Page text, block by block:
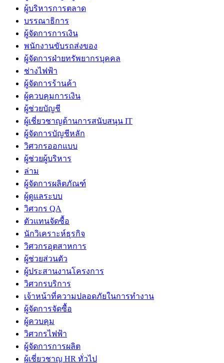
ผู้บริหารการตลาด
บรรณาธิการ
ผู้จัดการการเงิน
พนักงานขับรถส่งของ
ผู้จัดการฝ่ายทรัพยากรบุคคล
ช่างไฟฟ้า
ผู้จัดการร้านค้า
ผู้ควบคุมการเงิน
ผู้ช่วยบัญชี
ผู้เชี่ยวชาญด้านการสนับสนุน IT
ผู้จัดการบัญชีหลัก
วิศวกรออกแบบ
ผู้ช่วยผู้บริหาร
ล่าม
ผู้จัดการผลิตภัณฑ์
ผู้ดูแลระบบ
วิศวกร QA
ตัวแทนจัดซื้อ
นักวิเคราะห์ธุรกิจ
วิศวกรอุตสาหการ
ผู้ช่วยส่วนตัว
ผู้ประสานงานโครงการ
วิศวกรบริการ
เจ้าหน้าที่ความปลอดภัยในการทำงาน
ผู้จัดการจัดซื้อ
ผู้ควบคุม
วิศวกรไฟฟ้า
ผู้จัดการการผลิต
ผู้เชี่ยวชาญ HR ทั่วไป